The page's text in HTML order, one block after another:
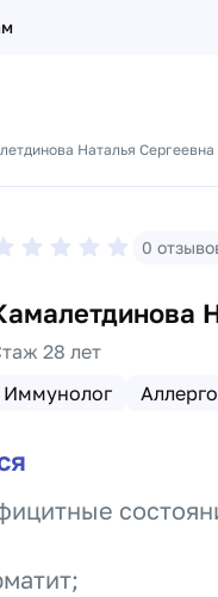
Наталья Сергеевна
0
28 лет
Иммунолог